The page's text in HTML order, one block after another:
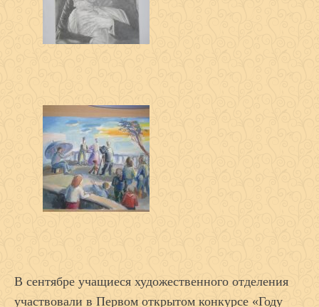
В сентябре учащиеся художественного отделения
участвовали в Первом открытом конкурсе «Году